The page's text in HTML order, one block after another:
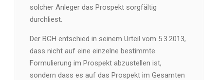
solcher Anleger das Prospekt sorgfältig
durchliest.
Der BGH entschied in seinem Urteil vom 5.3.2013,
dass nicht auf eine einzelne bestimmte
Formulierung im Prospekt abzustellen ist,
sondern dass es auf das Prospekt im Gesamten